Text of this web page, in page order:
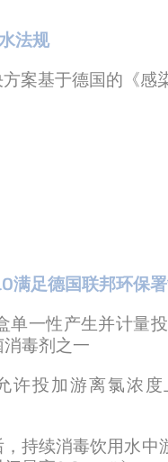
法规
案基于德国的《感
满足德国联邦环保
单一性产生并计量
毒剂之一
许投加游离氯浓
，持续消毒饮用水